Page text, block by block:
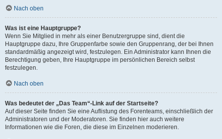
Nach oben
Was ist eine Hauptgruppe?
Wenn Sie Mitglied in mehr als einer Benutzergruppe sind, dient die
Hauptgruppe dazu, Ihre Gruppenfarbe sowie den Gruppenrang, der bei Ihnen
standardmäßig angezeigt wird, festzulegen. Ein Administrator kann Ihnen die
Berechtigung geben, Ihre Hauptgruppe im persönlichen Bereich selbst
festzulegen.
Nach oben
Was bedeutet der „Das Team“-Link auf der Startseite?
Auf dieser Seite finden Sie eine Auflistung des Forenteams, einschließlich der
Administratoren und der Moderatoren. Sie finden hier auch weitere
Informationen wie die Foren, die diese im Einzelnen moderieren.